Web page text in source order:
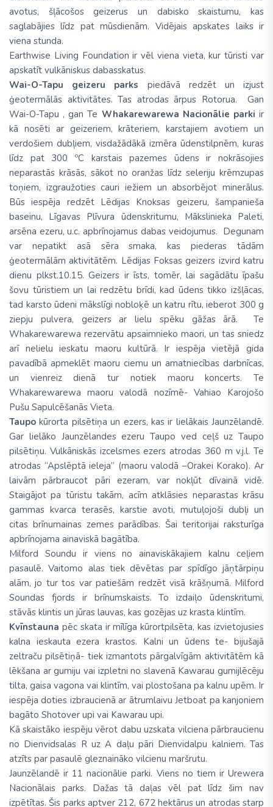
avotus, šļācošos geizerus un dabisko skaistumu, kas
saglabājies līdz pat mūsdienām. Vidējais apskates laiks ir
viena stunda.
Earthwise Living Foundation ir vēl viena vieta, kur tūristi var
apskatīt vulkāniskus dabasskatus.
Wai-O-Tapu geizeru parks piedāvā redzēt un izjust
ģeotermālās aktivitātes. Tas atrodas ārpus Rotorua. Gan
Wai-O-Tapu , gan Te Whakarewarewa Nacionālie parki ir
kā nosēti ar geizeriem, krāteriem, karstajiem avotiem un
verdošiem dubļiem, visdažādākā izmēra ūdenstilpnēm, kuras
līdz pat 300 ºC karstais pazemes ūdens ir nokrāsojies
neparastās krāsās, sākot no oranžas līdz seleriju krēmzupas
toņiem, izgraužoties cauri iežiem un absorbējot minerālus.
Būs iespēja redzēt Lēdijas Knoksas geizeru, šampanieša
baseinu, Līgavas Plīvura ūdenskritumu, Mākslinieka Paleti,
arsēna ezeru, u.c. apbrīnojamus dabas veidojumus. Degunam
var nepatikt asā sēra smaka, kas piederas tādām
ģeotermālām aktivitātēm. Lēdijas Foksas geizers izvird katru
dienu plkst.10.15. Geizers ir īsts, tomēr, lai sagādātu īpašu
šovu tūristiem un lai redzētu brīdi, kad ūdens tikko izšļācas,
tad karsto ūdeni mākslīgi nobloķē un katru rītu, ieberot 300 g
ziepju pulvera, geizers ar lielu spēku gāžas ārā. Te
Whakarewarewa rezervātu apsaimnieko maori, un tas sniedz
arī nelielu ieskatu maoru kultūrā. Ir iespēja vietējā gida
pavadībā apmeklēt maoru ciemu un amatniecības darbnīcas,
un vienreiz dienā tur notiek maoru koncerts. Te
Whakarewarewa maoru valodā nozīmē- Vahiao Karojošo
Pušu Sapulcēšanās Vieta.
Taupokūrorta pilsētiņa un ezers, kas ir lielākais Jaunzēlandē.
Gar lielāko Jaunzēlandes ezeru Taupo ved ceļš uz Taupo
pilsētiņu. Vulkāniskās izcelsmes ezers atrodas 360 m v.j.l. Te
atrodas “Apslēptā ieleja” (maoru valodā –Orakei Korako). Ar
laivām pārbraucot pāri ezeram, var nokļūt dīvainā vidē.
Staigājot pa tūristu takām, acīm atklāsies neparastas krāsu
gammas kvarca terasēs, karstie avoti, mutuļojoši dubļi un
citas brīnumainas zemes parādības. Šai teritorijai raksturīga
apbrīnojama ainaviskā bagātība.
Milford Soundu ir viens no ainaviskākajiem kalnu ceļiem
pasaulē. Vaitomo alas tiek dēvētas par spīdīgo jāņtārpiņu
alām, jo tur tos var patiešām redzēt visā krāšņumā. Milford
Soundas fjords ir brīnumskaists. To izdaiļo ūdenskritumi,
stāvās klintis un jūras lauvas, kas gozējas uz krasta klintīm.
Kvīnstauna pēc skata ir mīlīga kūrortpilsēta, kas izvietojusies
kalna ieskauta ezera krastos. Kalni un ūdens te- bijušajā
zeltraču pilsētiņā- tiek izmantots pārgalvīgām aktivitātēm kā
lēkšana ar gumiju vai izpletni no slavenā Kawarau gumijlēcēju
tilta, gaisa vagona vai klintīm, vai plostošana pa kalnu upēm. Ir
iespēja doties izbraucienā ar ātrumlaivu Jetboat pa kanjoniem
bagāto Shotover upi vai Kawarau upi.
Kā skaistāko iespēju vērot dabu uzskata vilciena pārbraucienu
no Dienvidsalas R uz A daļu pāri Dienvidalpu kalniem. Tas
atzīts par pasaulē gleznaināko vilcienu maršrutu.
Jaunzēlandē ir 11 nacionālie parki. Viens no tiem ir Urewera
Nacionālais parks. Dažas tā daļas vēl pat līdz šim nav
izpētītas. Šis parks aptver 212, 672 hektārus un atrodas starp